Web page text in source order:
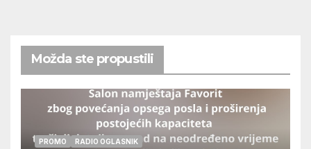
Možda ste propustili
PROMO RADIO OGLASNIK